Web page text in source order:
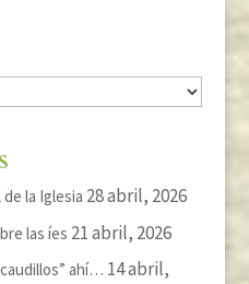
la Iglesia 28 abril, 2026
las íes 21 abril, 2026
ahí… 14 abril,